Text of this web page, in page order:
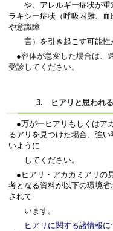
や、アレルギー症状が重
ラキシー症状（呼吸困難、
や意識障
害）を引き起こす可能性
●容体が急変した場合は、
受診してください。
3. ヒアリと思われ
●万が一ヒアリもしくはア
るアリを見つけた場合、強
いように
してください。
●ヒアリ・アカカミアリの
考となる資料が以下の環境
されて
います。
ヒアリに関する諸情報